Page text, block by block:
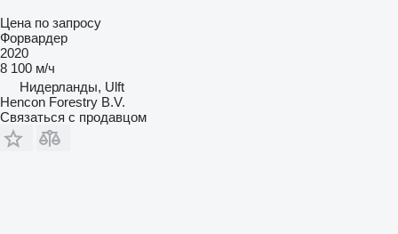
Цена по запросу
Форвардер
2020
8 100 м/ч
Нидерланды, Ulft
Hencon Forestry B.V.
Связаться с продавцом